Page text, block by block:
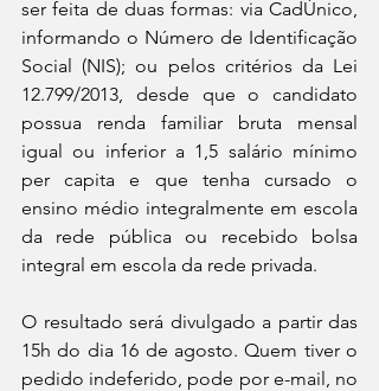
ser feita de duas formas: via CadÚnico,
informando o Número de Identificação
Social (NIS); ou pelos critérios da Lei
12.799/2013, desde que o candidato
possua renda familiar bruta mensal
igual ou inferior a 1,5 salário mínimo
per capita e que tenha cursado o
ensino médio integralmente em escola
da rede pública ou recebido bolsa
integral em escola da rede privada.
O resultado será divulgado a partir das
15h do dia 16 de agosto. Quem tiver o
pedido indeferido, pode por e-mail, no